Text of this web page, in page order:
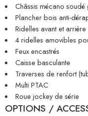
Châssis mécano
Plancher bois anti-
Ridelles avant et arrière
4 ridelles amovibles
Feux encastrés
Caisse basculante
Traverses de renfort
Multi PTAC
Roue jockey de série
OPTIONS /